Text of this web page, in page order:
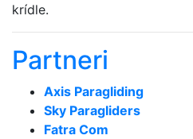
krídle.
Partneri
Axis Paragliding
Sky Paragliders
Fatra Com